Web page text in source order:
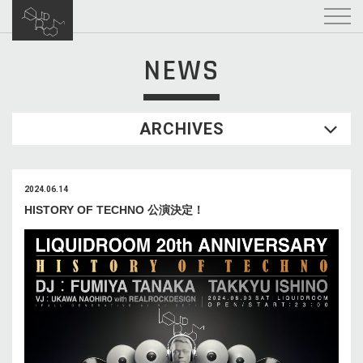
NEWS
ARCHIVES
2024.06.14
HISTORY OF TECHNO 公演決定！